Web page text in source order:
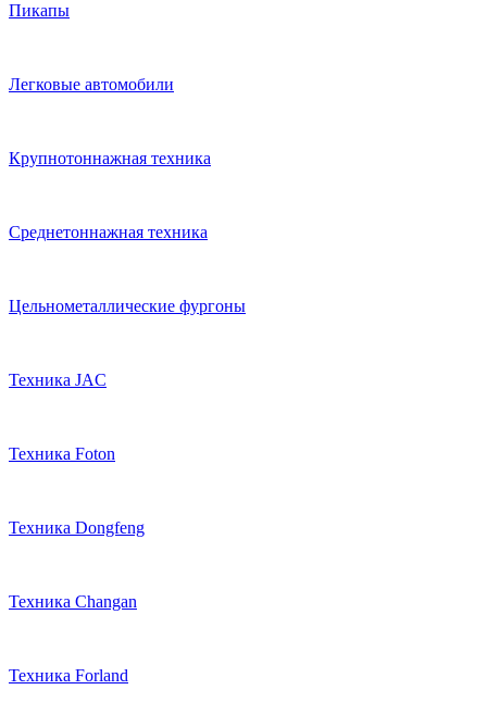
Пикапы
Легковые автомобили
Крупнотоннажная техника
Среднетоннажная техника
Цельнометаллические фургоны
Техника JAC
Техника Foton
Техника Dongfeng
Техника Changan
Техника Forland